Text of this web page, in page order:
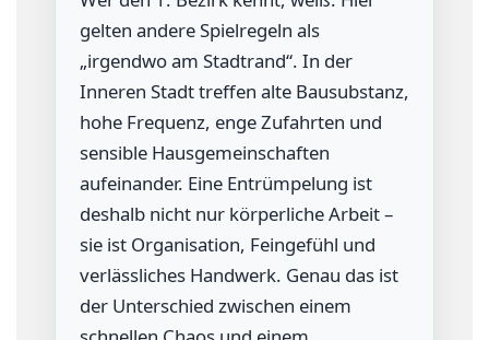
gelten andere Spielregeln als
„irgendwo am Stadtrand“. In der
Inneren Stadt treffen alte Bausubstanz,
hohe Frequenz, enge Zufahrten und
sensible Hausgemeinschaften
aufeinander. Eine Entrümpelung ist
deshalb nicht nur körperliche Arbeit –
sie ist Organisation, Feingefühl und
verlässliches Handwerk. Genau das ist
der Unterschied zwischen einem